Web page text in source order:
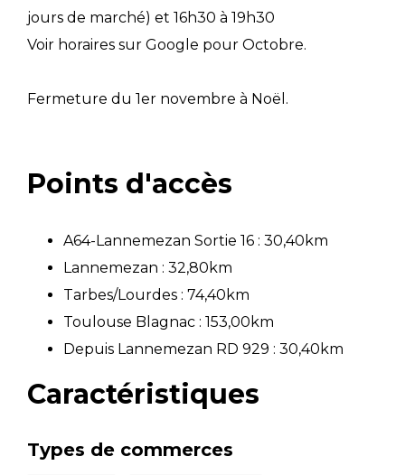
jours de marché) et 16h30 à 19h30
Voir horaires sur Google pour Octobre.
Fermeture du 1er novembre à Noël.
Points d'accès
A64-Lannemezan Sortie 16 : 30,40km
Lannemezan : 32,80km
Tarbes/Lourdes : 74,40km
Toulouse Blagnac : 153,00km
Depuis Lannemezan RD 929 : 30,40km
Caractéristiques
Types de commerces